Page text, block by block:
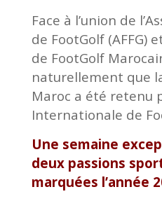
Face à l’union de
de FootGolf (AFFG)
de FootGolf
naturellement que
Maroc a été retenu
Internationale de
Une semaine
deux passions
marquées l’année